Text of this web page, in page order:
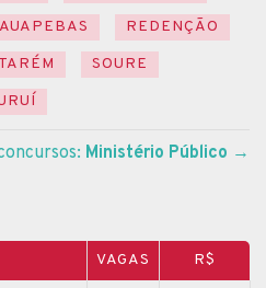
REDENÇÃO
SOURE
Ministério Público →
VAGAS R$